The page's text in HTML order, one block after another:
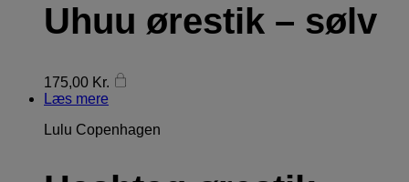
Uhuu ørestik – sølv
175,00 Kr.
Læs mere
Lulu Copenhagen